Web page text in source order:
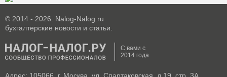
© 2014 - 2026. Nalog-Nalog.ru
бухгалтерские новости и статьи.
С вами с
2014 года